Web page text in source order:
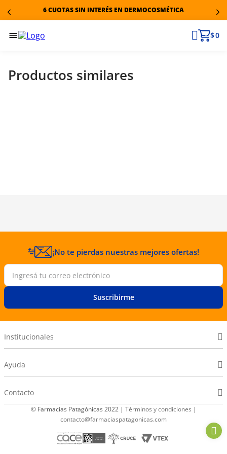
6 CUOTAS SIN INTERÉS EN DERMOCOSMÉTICA
$ 0
Productos similares
¡No te pierdas nuestras mejores ofertas!
Suscribirme
Institucionales
Ayuda
Contacto
© Farmacias Patagónicas 2022 | Términos y condiciones |
contacto@farmaciaspatagonicas.com